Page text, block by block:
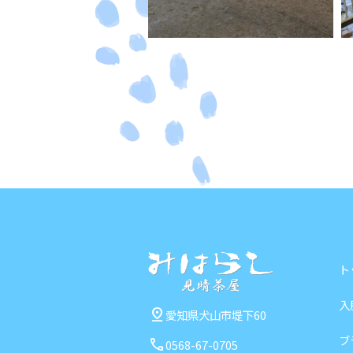
pin_drop 愛知県犬山市堤下60
call0568-67-0705